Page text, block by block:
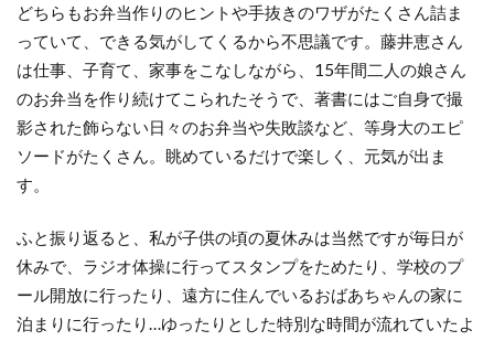
どちらもお弁当作りのヒントや手抜きのワザがたくさん詰ま
っていて、できる気がしてくるから不思議です。藤井恵さん
は仕事、子育て、家事をこなしながら、15年間二人の娘さん
のお弁当を作り続けてこられたそうで、著書にはご自身で撮
影された飾らない日々のお弁当や失敗談など、等身大のエピ
ソードがたくさん。眺めているだけで楽しく、元気が出ま
す。
ふと振り返ると、私が子供の頃の夏休みは当然ですが毎日が
休みで、ラジオ体操に行ってスタンプをためたり、学校のプ
ール開放に行ったり、遠方に住んでいるおばあちゃんの家に
泊まりに行ったり…ゆったりとした特別な時間が流れていたよ